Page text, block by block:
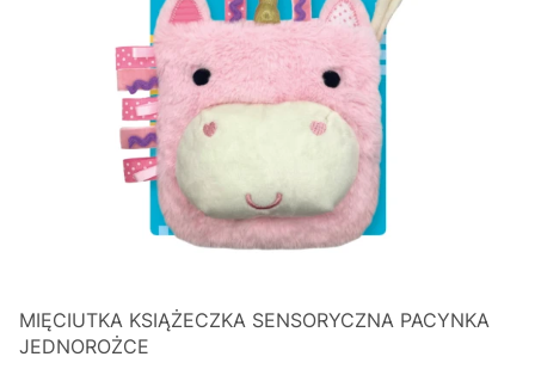
MIĘCIUTKA KSIĄŻECZKA SENSORYCZNA PACYNKA
JEDNOROŻCE